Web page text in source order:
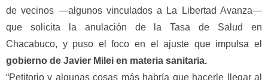
de vecinos —algunos vinculados a La Libertad Avanza—
que solicita la anulación de la Tasa de Salud en
Chacabuco, y puso el foco en el ajuste que impulsa el
gobierno de Javier Milei en materia sanitaria.
“Petitorio y algunas cosas más habría que hacerle llegar al